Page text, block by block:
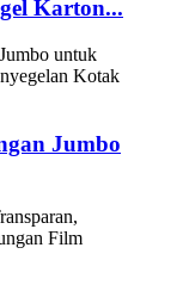
Karton...
Jumbo